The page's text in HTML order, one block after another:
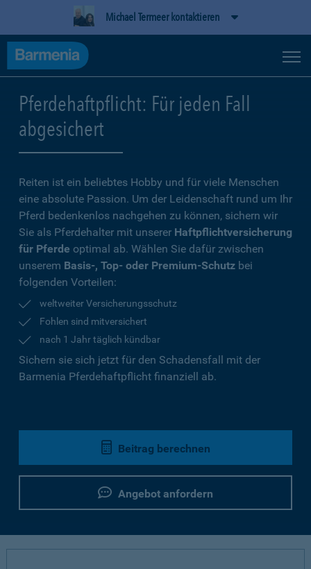
Michael Termeer kontaktieren
Pferdehaftpflicht: Für jeden Fall
abgesichert
Reiten ist ein beliebtes Hobby und für viele Menschen
eine absolute Passion. Um der Leidenschaft rund um Ihr
Pferd bedenkenlos nachgehen zu können, sichern wir
Sie als Pferdehalter mit unserer Haftpflichtversicherung
für Pferde optimal ab. Wählen Sie dafür zwischen
unserem Basis-, Top- oder Premium-Schutz bei
folgenden Vorteilen:
weltweiter Versicherungsschutz
Fohlen sind mitversichert
nach 1 Jahr täglich kündbar
Sichern sie sich jetzt für den Schadensfall mit der
Barmenia Pferdehaftpflicht finanziell ab.
Beitrag berechnen
Angebot anfordern